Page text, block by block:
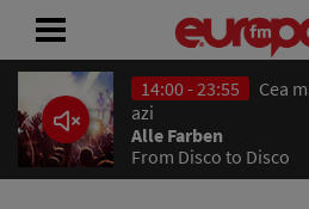
14:00 - 23:55
Cea
azi
Alle Farben
From Disco to Disco
ACASĂ
ȘTIRI